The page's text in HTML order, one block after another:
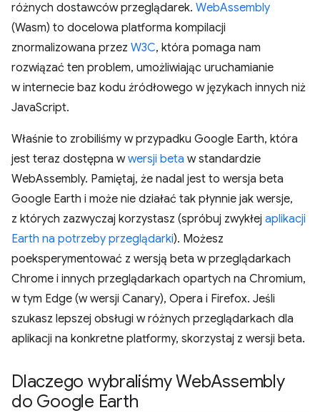
różnych dostawców przeglądarek. WebAssembly
(Wasm) to docelowa platforma kompilacji
znormalizowana przez W3C, która pomaga nam
rozwiązać ten problem, umożliwiając uruchamianie
w internecie baz kodu źródłowego w językach innych niż
JavaScript.
Właśnie to zrobiliśmy w przypadku Google Earth, która
jest teraz dostępna wwersji beta w standardzie
WebAssembly. Pamiętaj, że nadal jest to wersja beta
Google Earth i może nie działać tak płynnie jak wersje,
z których zazwyczaj korzystasz (spróbuj zwykłej aplikacji
Earth na potrzeby przeglądarki). Możesz
poeksperymentować z wersją beta w przeglądarkach
Chrome i innych przeglądarkach opartych na Chromium,
w tym Edge (w wersji Canary), Opera i Firefox. Jeśli
szukasz lepszej obsługi w różnych przeglądarkach dla
aplikacji na konkretne platformy, skorzystaj z wersji beta.
Dlaczego wybraliśmy WebAssembly
do Google Earth